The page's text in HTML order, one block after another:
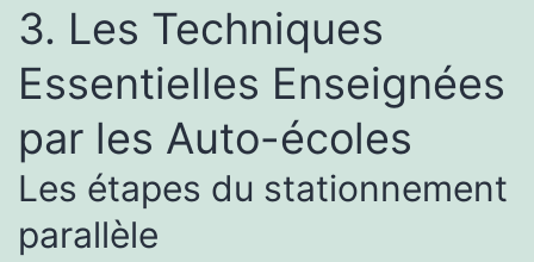
3. Les Techniques
Essentielles Enseignées
par les Auto-écoles
Les étapes du stationnement
parallèle